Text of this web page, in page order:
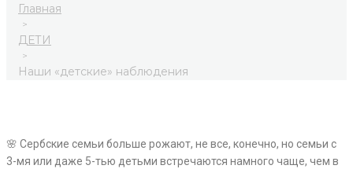
Главная
>
ДЕТИ
>
Наши «детские» наблюдения
🌸 Сербские семьи больше рожают, не все, конечно, но семьи с
3-мя или даже 5-тью детьми встречаются намного чаще, чем в